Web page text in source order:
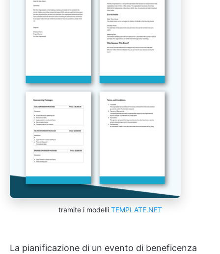
tramite i modelli TEMPLATE.NET
La pianificazione di un evento di beneficenza